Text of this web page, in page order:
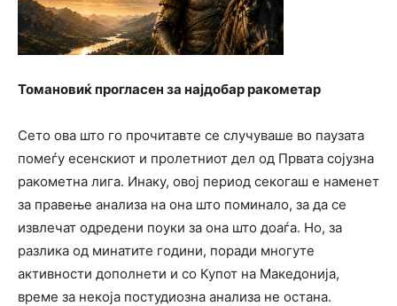
Томановиќ прогласен за најдобар ракометар
Сето ова што го прочитавте се случуваше во паузата
помеѓу есенскиот и пролетниот дел од Првата сојузна
ракометна лига. Инаку, овој период секогаш е наменет
за правење анализа на она што поминало, за да се
извлечат одредени поуки за она што доаѓа. Но, за
разлика од минатите години, поради многуте
активности дополнети и со Купот на Македонија,
време за некоја постудиозна анализа не остана.